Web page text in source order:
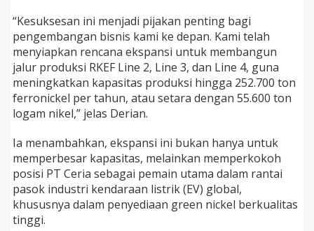
e
i
a
W
a
n
a
H
T
k
e
-
“Kesuksesan ini menjadi pijakan penting bagi
pengembangan bisnis kami ke depan. Kami telah
menyiapkan rencana ekspansi untuk membangun
jalur produksi RKEF Line 2, Line 3, dan Line 4, guna
meningkatkan kapasitas produksi hingga 252.700 ton
ferronickel per tahun, atau setara dengan 55.600 ton
logam nikel,” jelas Derian.
Ia menambahkan, ekspansi ini bukan hanya untuk
memperbesar kapasitas, melainkan memperkokoh
posisi PT Ceria sebagai pemain utama dalam rantai
pasok industri kendaraan listrik (EV) global,
khususnya dalam penyediaan green nickel berkualitas
tinggi.